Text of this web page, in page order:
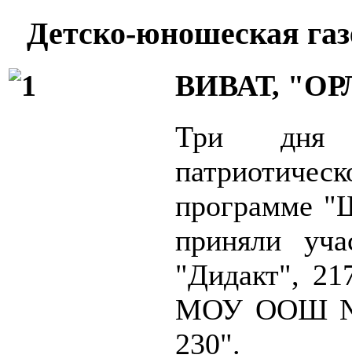
Детско-юношеская
ВИВАТ,
Три дня
программе
приняли
"Дидакт",
МОУ ООШ
230".